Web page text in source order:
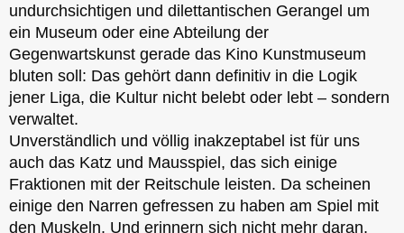
undurchsichtigen und dilettantischen Gerangel um
ein Museum oder eine Abteilung der
Gegenwartskunst gerade das Kino Kunstmuseum
bluten soll: Das gehört dann definitiv in die Logik
jener Liga, die Kultur nicht belebt oder lebt – sondern
verwaltet.
Unverständlich und völlig inakzeptabel ist für uns
auch das Katz und Mausspiel, das sich einige
Fraktionen mit der Reitschule leisten. Da scheinen
einige den Narren gefressen zu haben am Spiel mit
den Muskeln. Und erinnern sich nicht mehr daran,